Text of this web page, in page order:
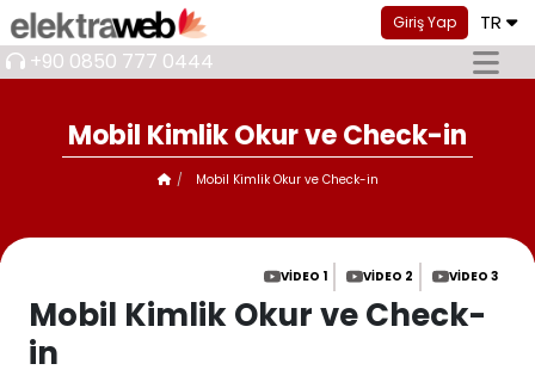
Giriş Yap TR
+90 0850 777 0444
Mobil Kimlik Okur ve Check-in
Mobil Kimlik Okur ve Check-in
VIDEO 1 VIDEO 2 VIDEO 3
Mobil Kimlik Okur ve Check-
in